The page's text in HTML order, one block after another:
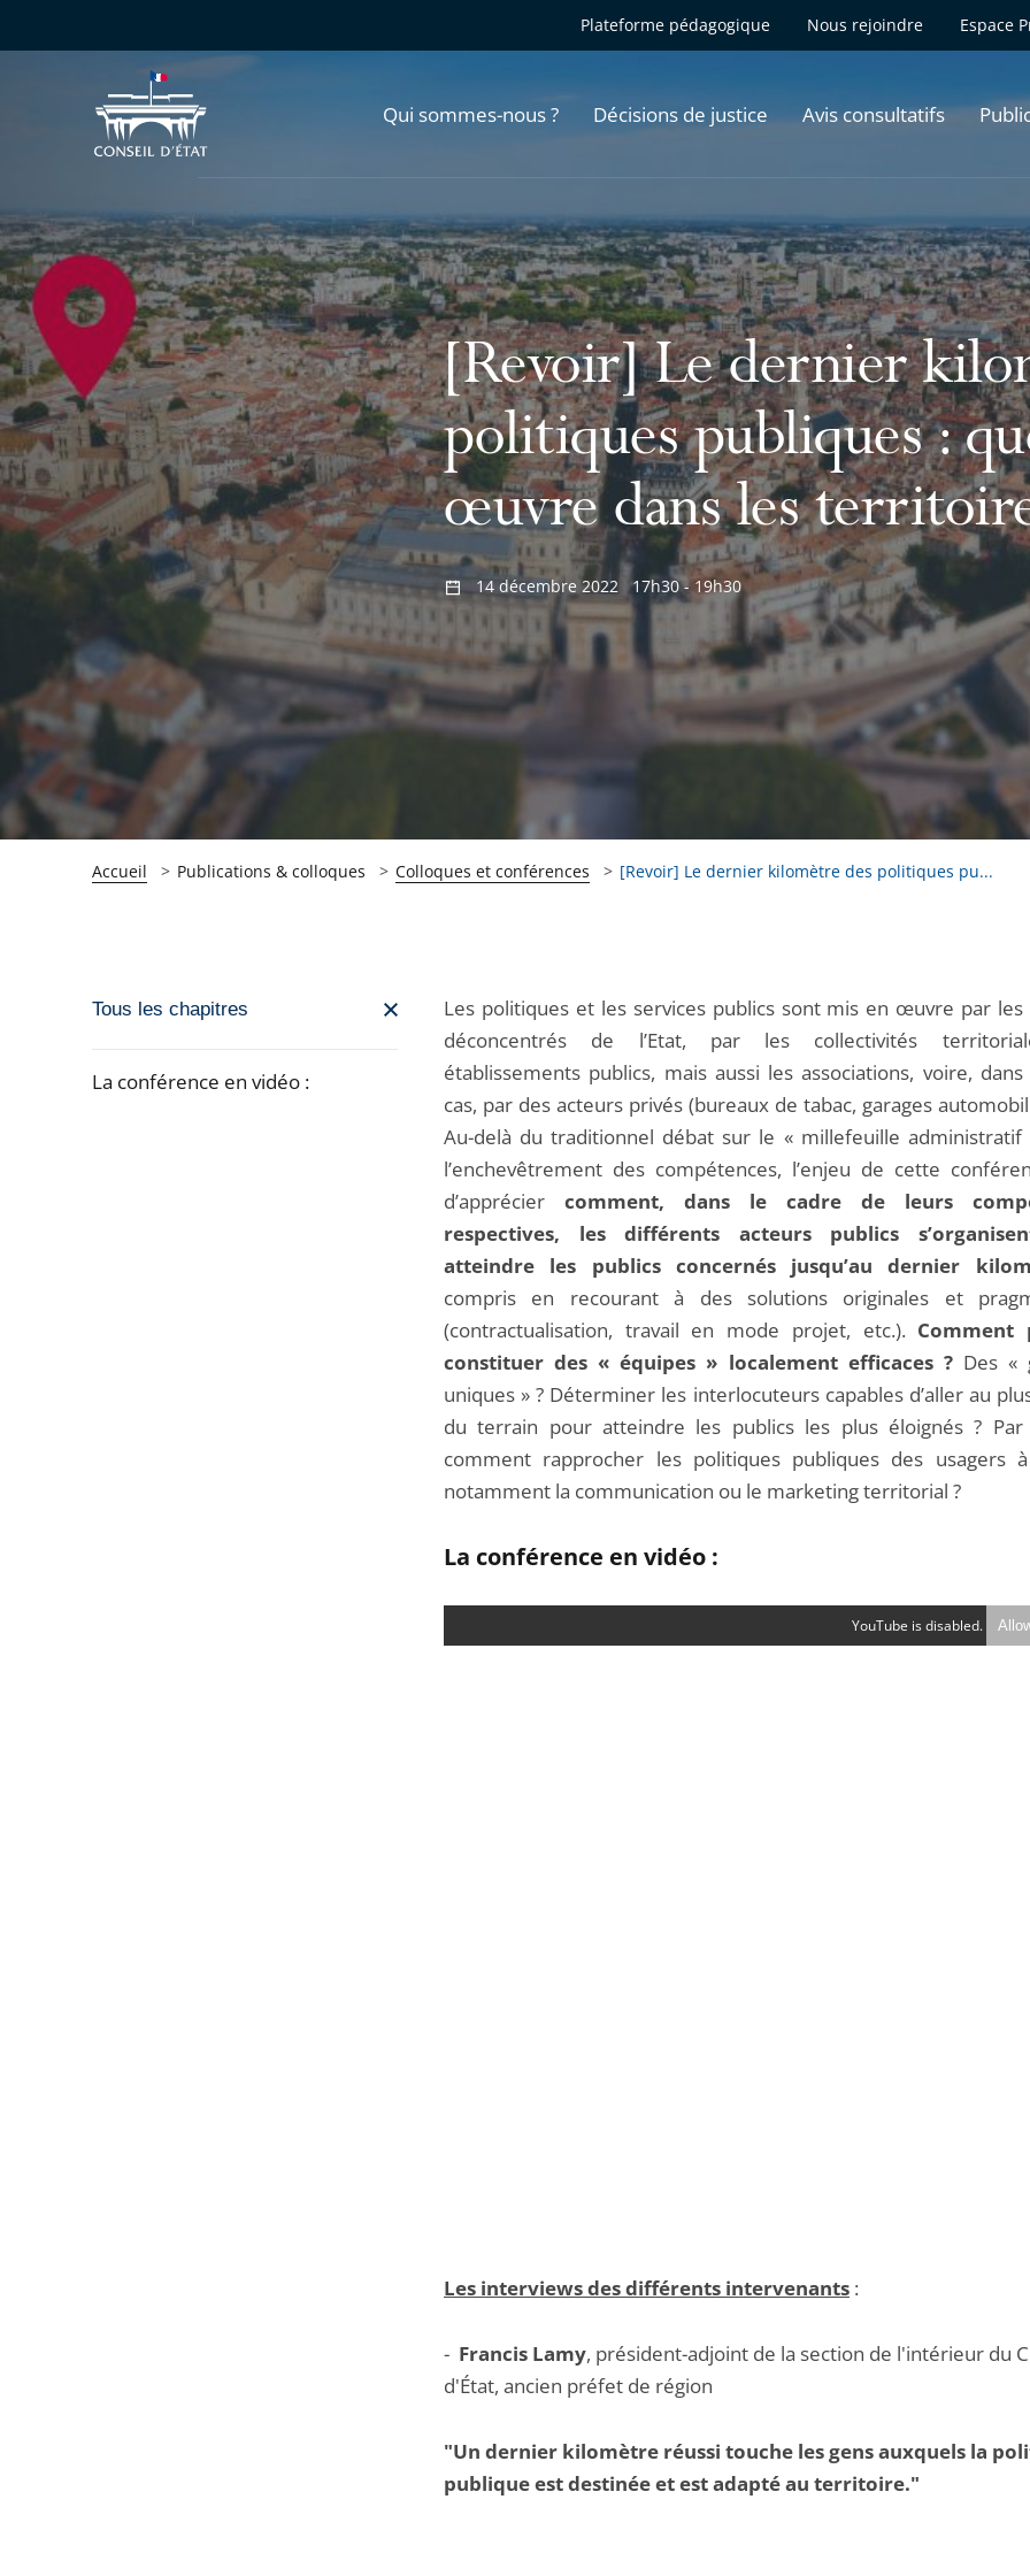
Plateforme pédagogique Nous rejoindre Espace
Qui sommes-nous ? Décisions de justice Avis consultatifs
[Revoir] Le dernier
politiques publiques :
œuvre dans les
14 décembre 2022 17h30 - 19h30
Accueil Publications & colloques Colloques et conférences [Revoir] Le dernier kilomètre des politiques pu...
Passer
navigation
Tous les chapitres
La conférence en vidéo :
Les politiques et les services publics sont mis en œuvre par les
déconcentrés de l’Etat, par les collectivités
établissements publics, mais aussi les associations, voire,
cas, par des acteurs privés (bureaux de tabac, garages
Au-delà du traditionnel débat sur le « millefeuille
l’enchevêtrement des compétences, l’enjeu de cette
d’apprécier comment, dans le cadre de leurs
respectives, les différents acteurs publics
atteindre les publics concernés jusqu’au dernier
compris en recourant à des solutions originales et
(contractualisation, travail en mode projet, etc.). Comment
constituer des « équipes » localement efficaces ?Des «
uniques » ? Déterminer les interlocuteurs capables d’aller au
du terrain pour atteindre les publics les plus éloignés ? Par
comment rapprocher les politiques publiques des usagers
notamment la communication ou le marketing territorial ?
La conférence en vidéo :
YouTube is disabled.
Les interviews des différents intervenants :
- Francis Lamy, président-adjoint de la section de l'intérieur du
d'État, ancien préfet de région
"Un dernier kilomètre réussi touche les gens auxquels la
publique est destinée et est adapté au territoire."